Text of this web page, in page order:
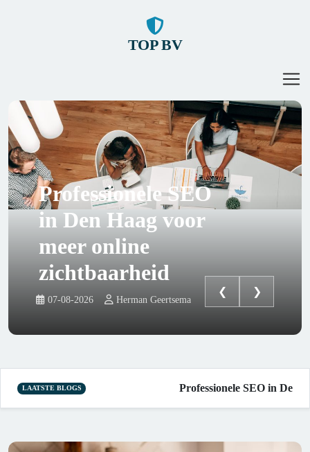
TOP BV
Professionele SEO
in Den Haag voor
meer online
zichtbaarheid
07-08-2026 Herman Geertsema
❮ ❯
LAATSTE BLOGS Professionele SEO in Den